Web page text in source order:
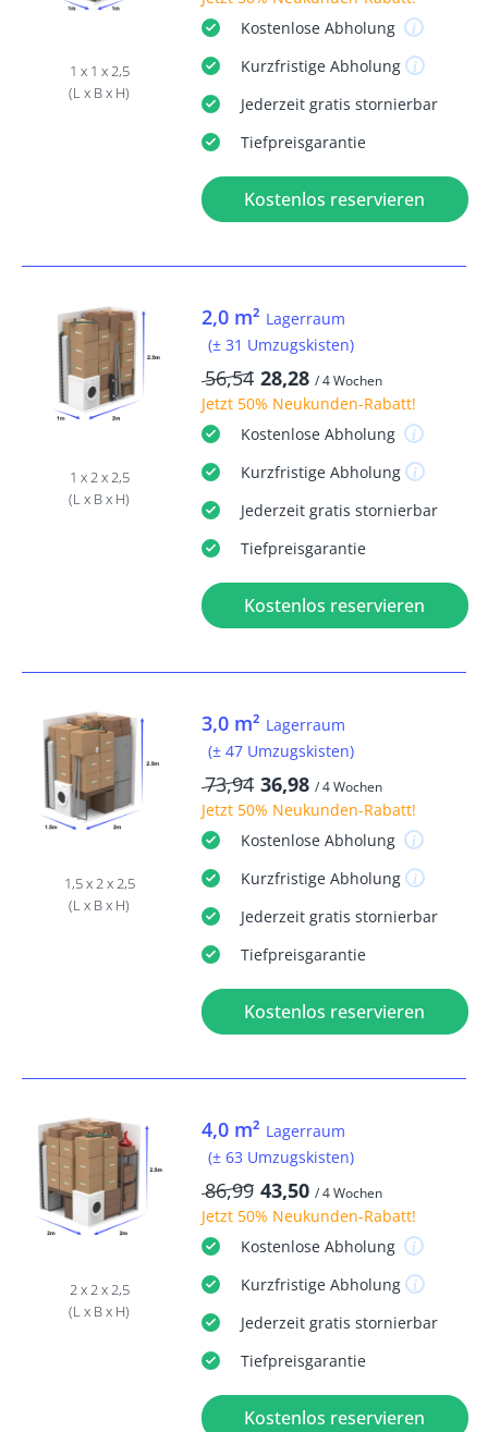
1 x 1 x 2,5
(L x B x H)
KostenloseAbholung
KurzfristigeAbholung
Jederzeit gratis stornierbar
Tiefpreisgarantie
Kostenlos reservieren
1 x 2 x 2,5
(L x B x H)
2,0 m² Lagerraum
(± 31 Umzugskisten)
56,54 28,28 / 4 Wochen
Jetzt 50% Neukunden-Rabatt!
KostenloseAbholung
KurzfristigeAbholung
Jederzeit gratis stornierbar
Tiefpreisgarantie
Kostenlos reservieren
1,5 x 2 x 2,5
(L x B x H)
3,0 m² Lagerraum
(± 47 Umzugskisten)
73,94 36,98 / 4 Wochen
Jetzt 50% Neukunden-Rabatt!
KostenloseAbholung
KurzfristigeAbholung
Jederzeit gratis stornierbar
Tiefpreisgarantie
Kostenlos reservieren
2 x 2 x 2,5
(L x B x H)
4,0 m² Lagerraum
(± 63 Umzugskisten)
86,99 43,50 / 4 Wochen
Jetzt 50% Neukunden-Rabatt!
KostenloseAbholung
KurzfristigeAbholung
Jederzeit gratis stornierbar
Tiefpreisgarantie
Kostenlos reservieren